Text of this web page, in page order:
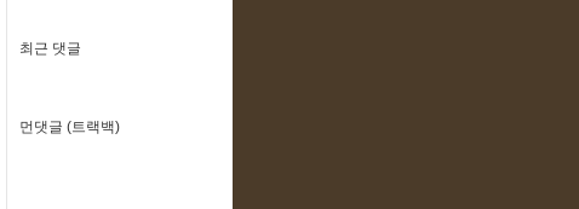
최근 댓글
먼댓글 (트랙백)